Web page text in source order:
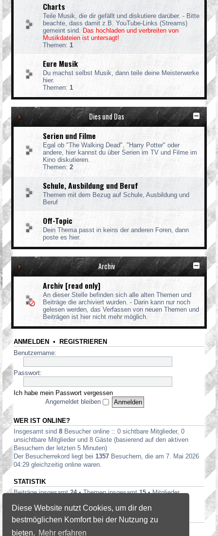
Diese Website nutzt Cookies, um dir den
bestmöglichen Komfort bei der Nutzung zu
bieten. Mehr erfahren
Charts
Teile Musik, die dir gefällt und diskutiere darüber. - Bitte
beachte, dass damit z.B. YouTube-Links (Streams)
gemeint sind. Das hochladen und verbreiten von
Musikdateien ist untersagt!
Themen: 1
Eure Musik
Du machst selbst Musik, dann teile deine Meisterwerke
hier.
Themen: 1
Dies und Das
Serien und Filme
Egal ob "The Walking Dead", "Harry Potter" oder
andere, hier kannst du über Serien im TV und Filme im
Kino diskutieren.
Themen: 2
Schule, Ausbildung und Beruf
Themen mit dem Bezug auf Schule, Ausbildung und
Beruf
Off-Topic
Dein Thema passt in keins der anderen Foren, dann
poste es hier.
Archiv
Archiv [read only]
An dieser Stelle befinden sich alle alten Themen und
Beiträge die archiviert wurden. - Darin kann nur noch
gelesen werden, das Verfassen von neuen Themen und
Beiträgen ist hier nicht mehr möglich.
ANMELDEN • REGISTRIEREN
Benutzername:
Passwort:
Ich habe mein Passwort vergessen
Angemeldet bleiben
WER IST ONLINE?
Insgesamt sind 8 Besucher online :: 0 sichtbare Mitglieder, 0
unsichtbare Mitglieder und 8 Gäste (basierend auf den aktiven
Besuchern der letzten 5 Minuten)
Der Besucherrekord liegt bei 1357 Besuchern, die am 7. Mai 2026
04:29 gleichzeitig online waren.
STATISTIK
Beiträge insgesamt24• Themen insgesamt15• Mitglieder
DANKSAGUNGEN TOPLISTE — 20
Tminus10(3), David